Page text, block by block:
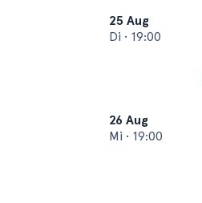
25 Aug
Di • 19:00
26 Aug
Mi • 19:00